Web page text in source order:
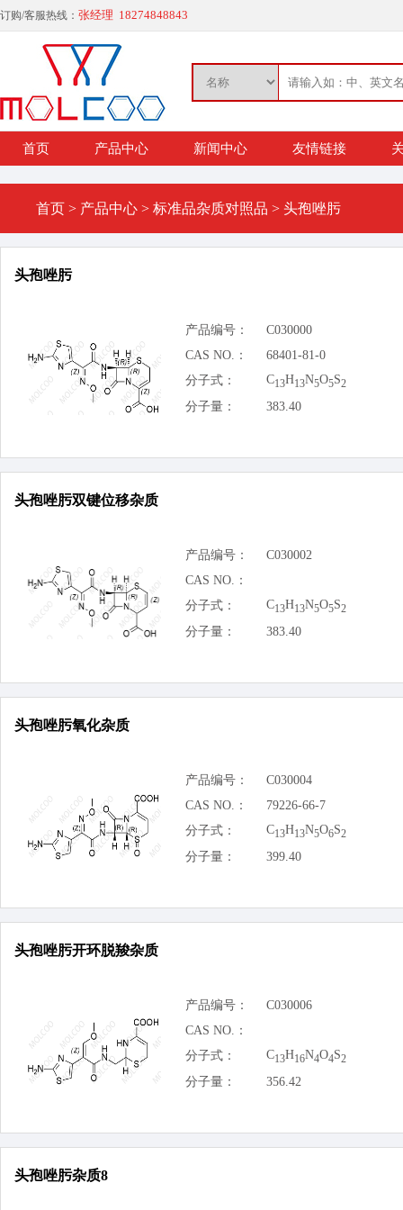
订购/客服热线： 张经理 18274848843
首页 产品中心 新闻中心 友情链接
首页 > 产品中心 > 标准品杂质对照品 > 头孢唑肟
头孢唑肟
产品编号：
C030000
CAS NO.：
68401-81-0
分子式：
C13H13N5O5S2
分子量： 383.40
头孢唑肟双键位移杂质
产品编号：
C030002
CAS NO.：
分子式：
C13H13N5O5S2
分子量： 383.40
头孢唑肟氧化杂质
产品编号：
C030004
CAS NO.：
79226-66-7
分子式：
C13H13N5O6S2
分子量： 399.40
头孢唑肟开环脱羧杂质
产品编号：
C030006
CAS NO.：
分子式：
C13H16N4O4S2
分子量： 356.42
头孢唑肟杂质8